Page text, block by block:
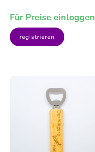
Für Preise einloggen
registrieren